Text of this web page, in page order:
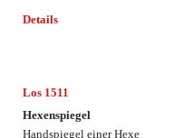
Details
Los 1511
Hexenspiegel
Handspiegel einer Hexe